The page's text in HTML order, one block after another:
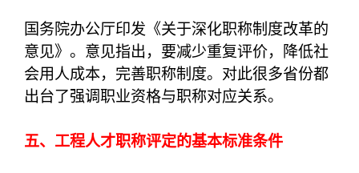
国务院办公厅印发《关于深化职称制度改革的
意见》。意见指出，要减少重复评价，降低社
会用人成本，完善职称制度。对此很多省份都
出台了强调职业资格与职称对应关系。
五、工程人才职称评定的基本标准条件